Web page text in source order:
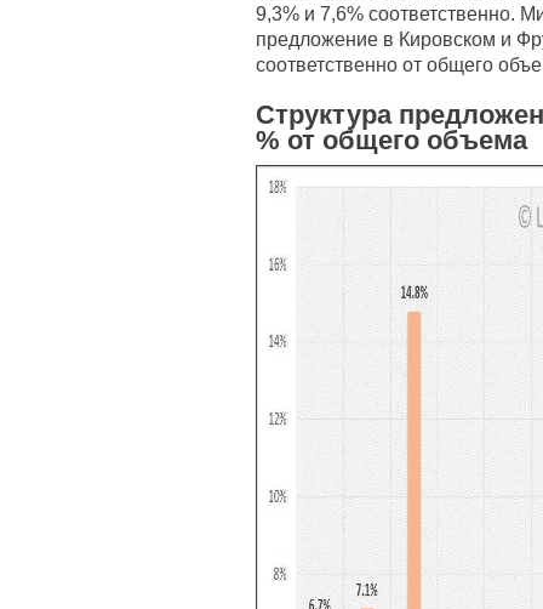
9,3% и 7,6% соответственно.
предложение в Кировском и
соответственно от общего
Структура
% от общего объема